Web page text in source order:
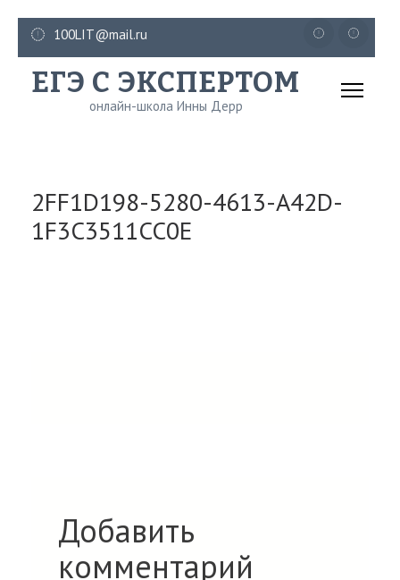
Перейти
к
содержимому
100LIT@mail.ru
ЕГЭ С ЭКСПЕРТОМ
онлайн-школа Инны Дерр
2FF1D198-5280-4613-A42D-
1F3C3511CC0E
Добавить
комментарий